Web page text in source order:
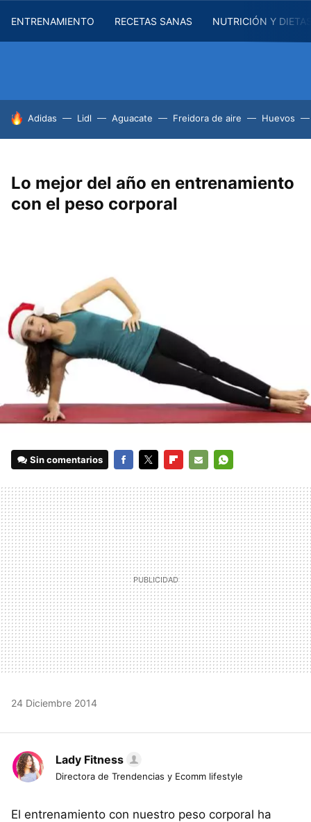
ENTRENAMIENTO RECETAS SANAS NUTRICIÓN Y
HOY SE HABLA DE
Adidas Lidl Aguacate Freidora de aire Huevos
Lo mejor del año en entrenamiento
con el peso corporal
Sin comentarios
MAIL
24 Diciembre 2014
Lady Fitness
Directora de Trendencias y Ecomm lifestyle
El entrenamiento con nuestro peso corporal ha